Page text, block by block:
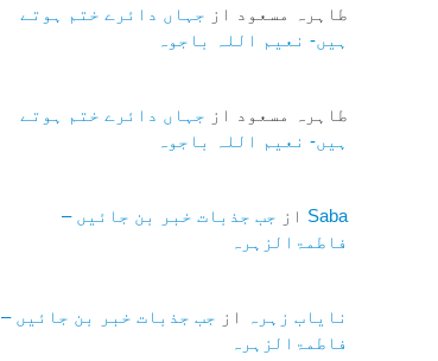
طاہرہ مسعود از جہاں دائرے ختم ہوتے
ہیں- نعیم اللہ باجوہ
طاہرہ مسعود از جہاں دائرے ختم ہوتے
ہیں- نعیم اللہ باجوہ
Saba از جب جذبات خبر بن جائیں –
فاطمۃالزہرہ
نایاب زہرہ از جب جذبات خبر بن جائیں –
فاطمۃالزہرہ